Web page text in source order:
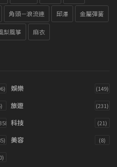
角頭－浪流連 邱澤 金屬彈簧
梨風箏 麻衣
娛樂 (149)
旅遊 (231)
科技 (21)
美容 (8)